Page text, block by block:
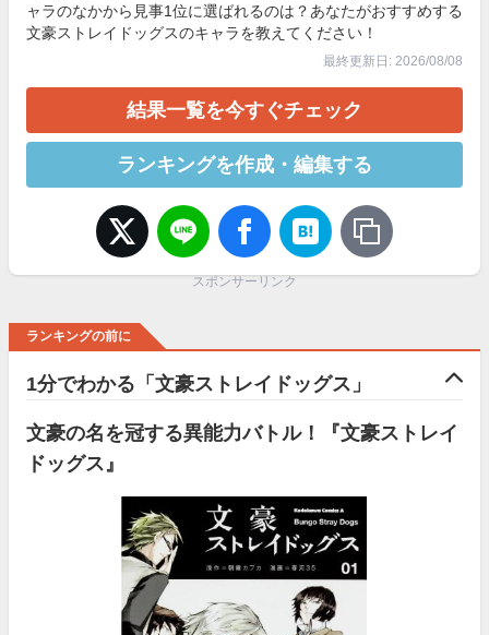
ャラのなかから見事1位に選ばれるのは？あなたがおすすめする
文豪ストレイドッグスのキャラを教えてください！
最終更新日: 2026/08/08
結果一覧を今すぐチェック
ランキングを作成・編集する
スポンサーリンク
ランキングの前に
1分でわかる「文豪ストレイドッグス」
文豪の名を冠する異能力バトル！『文豪ストレイ
ドッグス』